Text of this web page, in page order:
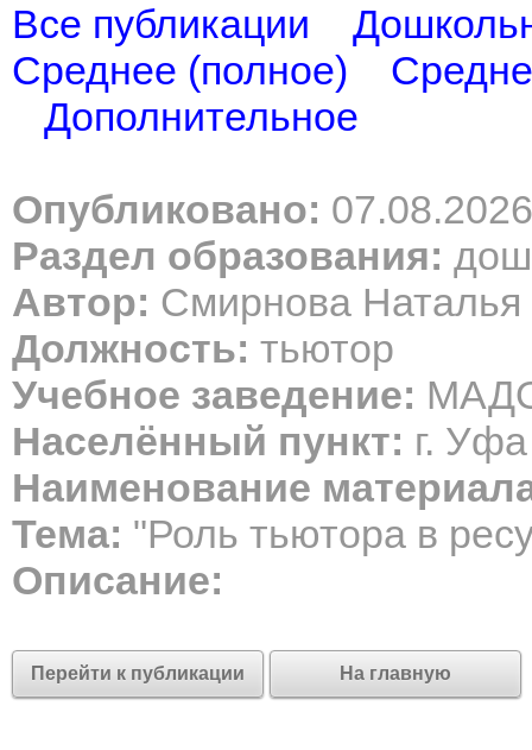
Все публикации
Среднее (полное)
Дополнительное
Опубликовано: 07.08.2026
Раздел образования:
Автор: Смирнова Наталья
Должность: тьютор
Учебное заведение:
Населённый пункт: г. Уфа
Наименование
Тема: "Роль тьютора в
Описание:
Перейти к публикации На главную